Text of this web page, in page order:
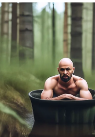
peletakan
Menteri Sumber Asli
kuasa 4 Julai.
itu, pada 27 Jun,
bahawa Amir
sebagai
berkuat kuasa
jawatan Datuk Seri
17 Jun 2025.